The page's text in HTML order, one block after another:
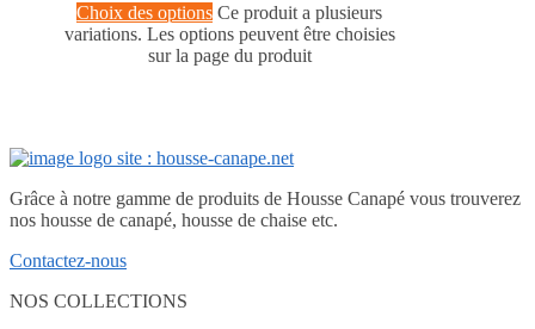
Choix des options Ce produit a plusieurs
variations. Les options peuvent être choisies
sur la page du produit
Grâce à notre gamme de produits de Housse Canapé vous trouverez
nos housse de canapé, housse de chaise etc.
Contactez-nous
NOS COLLECTIONS